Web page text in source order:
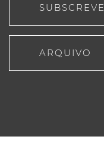
SUBSCREVE
ARQUIVO